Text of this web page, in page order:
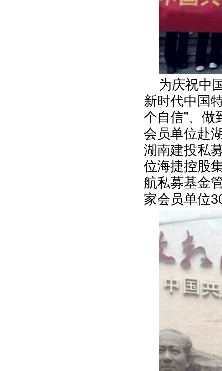
为庆祝中
新时代中国
个自信”、做
会员单位赴
湖南建投私
位海捷控股
航私募基金
家会员单位